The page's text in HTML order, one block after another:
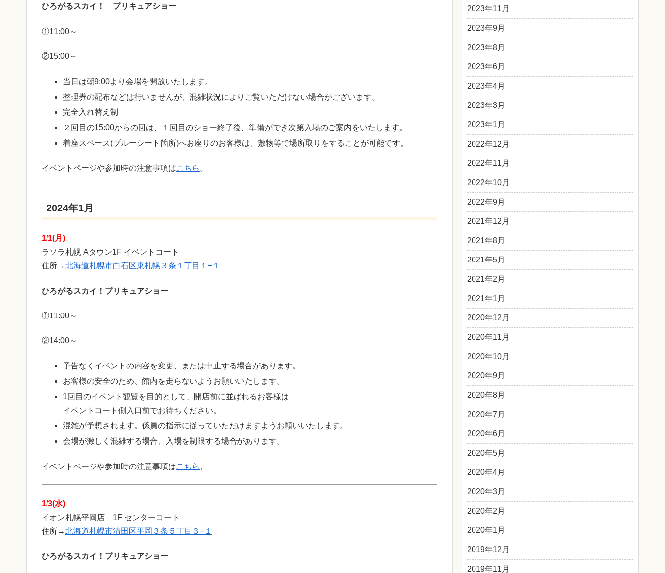
ひろがるスカイ！ プリキュアショー
①11:00～
②15:00～
当日は朝9:00より会場を開放いたします。
整理券の配布などは行いませんが、混雑状況によりご覧いただけない場合がございます。
完全入れ替え制
２回目の15:00からの回は、１回目のショー終了後、準備ができ次第入場のご案内をいたします。
着座スペース(ブルーシート箇所)へお座りのお客様は、敷物等で場所取りをすることが可能です。
イベントページや参加時の注意事項はこちら 。
2024年1月
1/1(月)
ラソラ札幌 Aタウン1F イベントコート
住所→北海道札幌市白石区東札幌３条１丁目１−１
ひろがるスカイ！プリキュアショー
①11:00～
②14:00～
予告なくイベントの内容を変更、または中止する場合があります。
お客様の安全のため、館内を走らないようお願いいたします。
1回目のイベント観覧を目的として、開店前に並ばれるお客様は
イベントコート側入口前でお待ちください。
混雑が予想されます。係員の指示に従っていただけますようお願いいたします。
会場が激しく混雑する場合、入場を制限する場合があります。
イベントページや参加時の注意事項はこちら 。
1/3(水)
イオン札幌平岡店 1F センターコート
住所→北海道札幌市清田区平岡３条５丁目３−１
ひろがるスカイ！プリキュアショー
2023年11月
2023年9月
2023年8月
2023年6月
2023年4月
2023年3月
2023年1月
2022年12月
2022年11月
2022年10月
2022年9月
2021年12月
2021年8月
2021年5月
2021年2月
2021年1月
2020年12月
2020年11月
2020年10月
2020年9月
2020年8月
2020年7月
2020年6月
2020年5月
2020年4月
2020年3月
2020年2月
2020年1月
2019年12月
2019年11月